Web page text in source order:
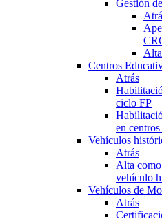
Gestión
Centros
Atrás
ciclo FP
en
Vehículos
Atrás
Alta
vehículo
Vehículos de
Atrás